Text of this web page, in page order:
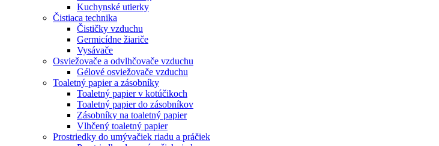
Kuchynské utierky
Čistiaca technika
Čističky vzduchu
Germicídne žiariče
Vysávače
Osviežovače a odvlhčovače vzduchu
Gélové osviežovače vzduchu
Toaletný papier a zásobníky
Toaletný papier v kotúčikoch
Toaletný papier do zásobníkov
Zásobníky na toaletný papier
Vlhčený toaletný papier
Prostriedky do umývačiek riadu a práčiek